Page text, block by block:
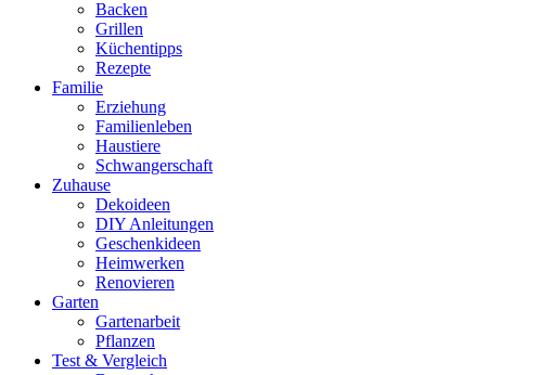
Backen
Grillen
Küchentipps
Rezepte
Familie
Erziehung
Familienleben
Haustiere
Schwangerschaft
Zuhause
Dekoideen
DIY Anleitungen
Geschenkideen
Heimwerken
Renovieren
Garten
Gartenarbeit
Pflanzen
Test & Vergleich